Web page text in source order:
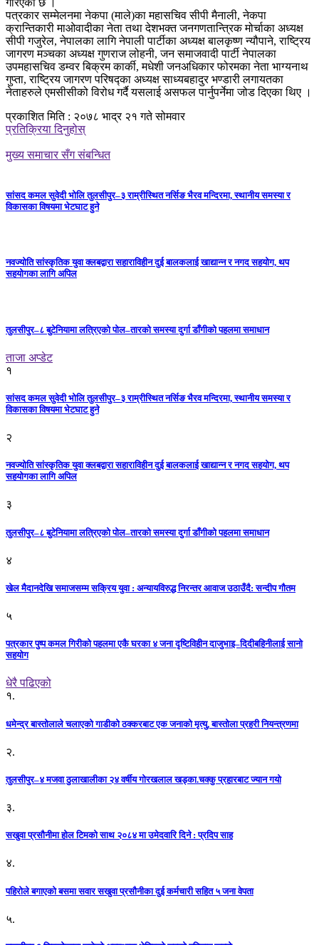
पत्रकार सम्मेलनमा नेकपा (माले)का महासचिव सीपी मैनाली, नेकपा
क्रान्तिकारी माओवादीका नेता तथा देशभक्त जनगणतान्त्रिक मोर्चाका अध्यक्ष
सीपी गजुरेल, नेपालका लागि नेपाली पार्टीका अध्यक्ष बालकृष्ण न्यौपाने, राष्ट्रिय
जागरण मञ्चका अध्यक्ष गुणराज लोहनी, जन समाजवादी पार्टी नेपालका
उपमहासचिव डम्वर बिक्रम कार्की, मधेशी जनअधिकार फोरमका नेता भाग्यनाथ
गुप्ता, राष्ट्रिय जागरण परिषद्का अध्यक्ष साध्यबहादुर भण्डारी लगायतका
नेताहरुले एमसीसीको विरोध गर्दै यसलाई असफल पार्नुपर्नेमा जोड दिएका थिए ।
प्रकाशित मिति : २०७८ भाद्र २१ गते सोमवार
प्रतिक्रिया दिनुहोस्
मुख्य समाचार सँग संबन्धित
सांसद कमल सुवेदी भोलि तुलसीपुर–३ राम्रीस्थित नर्सिङ भैरव मन्दिरमा, स्थानीय समस्या र
विकासका विषयमा भेटघाट हुने
नवज्योति सांस्कृतिक युवा क्लबद्वारा सहाराविहीन दुई बालकलाई खाद्यान्न र नगद सहयोग, थप
सहयोगका लागि अपिल
तुलसीपुर–८ बुटेनियामा लत्रिएको पोल–तारको समस्या दुर्गा डाँगीको पहलमा समाधान
ताजा अप्डेट
१
सांसद कमल सुवेदी भोलि तुलसीपुर–३ राम्रीस्थित नर्सिङ भैरव मन्दिरमा, स्थानीय समस्या र
विकासका विषयमा भेटघाट हुने
२
नवज्योति सांस्कृतिक युवा क्लबद्वारा सहाराविहीन दुई बालकलाई खाद्यान्न र नगद सहयोग, थप
सहयोगका लागि अपिल
३
तुलसीपुर–८ बुटेनियामा लत्रिएको पोल–तारको समस्या दुर्गा डाँगीको पहलमा समाधान
४
खेल मैदानदेखि समाजसम्म सक्रिय युवा : अन्यायविरुद्ध निरन्तर आवाज उठाउँदै: सन्दीप गौतम
५
पत्रकार पुष्प कमल गिरीको पहलमा एकै घरका ४ जना दृष्टिविहीन दाजुभाइ–दिदीबहिनीलाई सानो
सहयोग
धेरै पढिएको
१.
धमेन्द्र बास्तोलाले चलाएको गाडीको ठक्करबाट एक जनाको मृत्यु, बास्तोला प्रहरी नियन्त्रणमा
२.
तुलसीपुर–४ मजवा ठुलाखालीका २४ वर्षीय गोरखलाल खड्का.चक्कु प्रहारबाट ज्यान गयो
३.
सखुवा प्रसौनीमा होल टिमको साथ २०८४ मा उमेदवारि दिने : प्रदिप साह
४.
पहिराेले बगाएकाे बसमा सवार सखुवा प्रसाैनीका दुई कर्मचारी सहित ५ जना वेपता
५.